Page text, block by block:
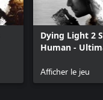
Dying Light 2
Human -
Afficher le jeu